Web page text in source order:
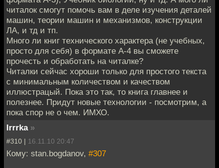
читалок смогут помочь вам в деле изучения деталей
машин, теории машин и механизмов, конструкции
ЛА, и тд и тп.
Много ли книг технического характера (не учебных,
просто для себя) в формате А-4 вы сможете
прочесть и обработать на читалке?
Читалки сейчас хороши только для простого текста
с минимальным количеством и качеством
иллюстрацый. Пока это так, то книга главнее и
полезнее. Придут новые технологии - посмотрим, а
пока спор не о чем. ИМХО.
Irrrka »
#310 | 16.11.10 20:47
Кому: stan.bogdanov, #307